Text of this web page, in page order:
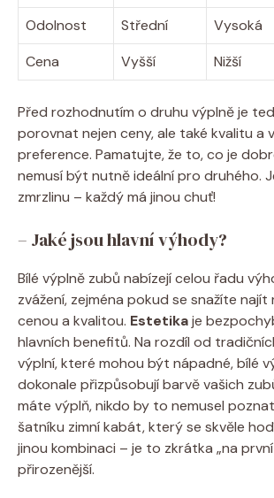
Odolnost
Střední
Vysoká
Cena
Vyšší Nižší
Před rozhodnutím o druhu výplně je
porovnat nejen ceny, ale také kvalitu a
preference. Pamatujte, že to, co je
nemusí být nutně ideální pro druhého.
zmrzlinu – každý má jinou chuť!
– Jaké jsou hlavní výhody?
Bílé výplně zubů nabízejí celou řadu
zvážení, zejména pokud se snažíte najít
cenou a kvalitou. Estetikaje
hlavních benefitů. Na rozdíl od
výplní, které mohou být nápadné, bílé
dokonale přizpůsobují barvě vašich
máte výplň, nikdo by to nemusel
šatníku zimní kabát, který se skvěle
jinou kombinaci – je to zkrátka „na
přirozenější.